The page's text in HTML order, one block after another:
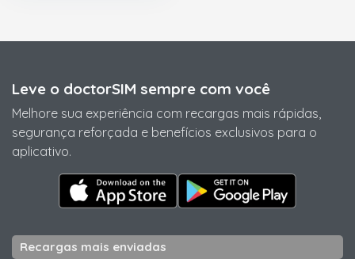
Leve o doctorSIM sempre com você
Melhore sua experiência com recargas mais rápidas,
segurança reforçada e benefícios exclusivos para o
aplicativo.
Recargas mais enviadas